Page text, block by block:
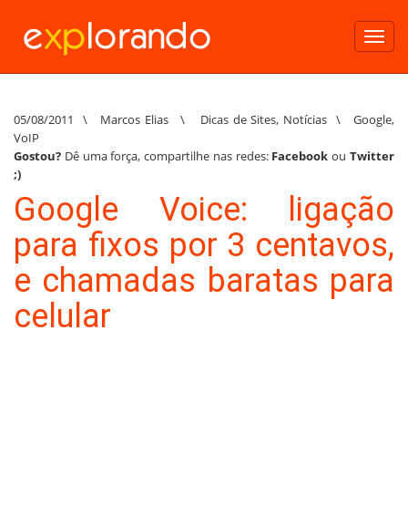
05/08/2011 \ Marcos Elias\ Dicas de Sites, Notícias \ Google,
VoIP
Gostou? Dê uma força, compartilhe nas redes: Facebook ouTwitter
;)
Google Voice: ligação
para fixos por 3 centavos,
e chamadas baratas para
celular